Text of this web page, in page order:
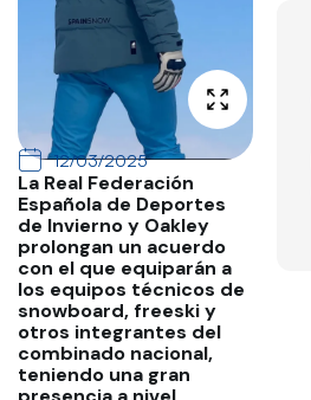
12/03/2025
La Real Federación
Española de Deportes
de Invierno y Oakley
prolongan un acuerdo
con el que equiparán a
los equipos técnicos de
snowboard, freeski y
otros integrantes del
combinado nacional,
teniendo una gran